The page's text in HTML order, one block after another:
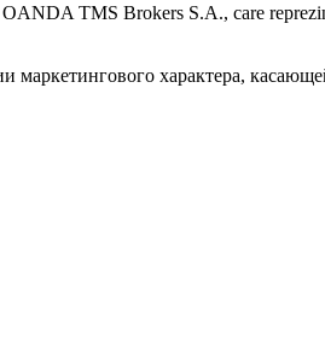
TMS Brokers S.A., care
характера,